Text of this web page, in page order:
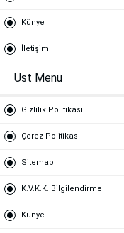
Künye
İletişim
Ust Menu
Gizlilik Politikası
Çerez Politikası
Sitemap
K.V.K.K. Bilgilendirme
Künye